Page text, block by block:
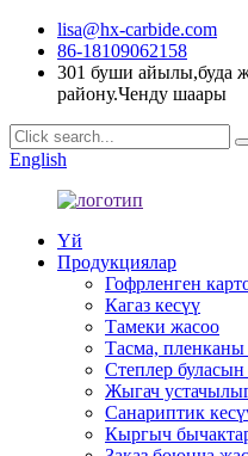
lisa@hx-carbide.com
86-18109062158
301 буши айылы,буда
району.Ченду шаары
English
Үй
Продукциялар
Гофрленген
Кагаз кесүү
Тамеки жасоо
Тасма, пленканы
Степлер
Жыгач
Санариптик
Кыргыч